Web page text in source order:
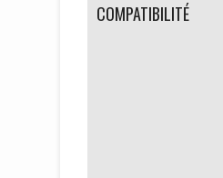
COMPATIBILITÉ